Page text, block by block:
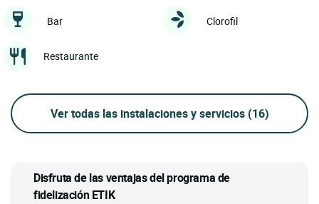
Bar Clorofil
Restaurante
Ver todas las instalaciones y servicios (16)
Disfruta de las ventajas del programa de
fidelización ETIK